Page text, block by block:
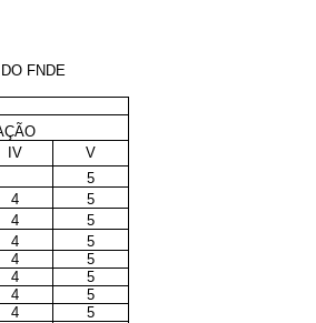
FNDE
IV
V
5
4
5
4
5
4
5
4
5
4
5
4
5
4
5